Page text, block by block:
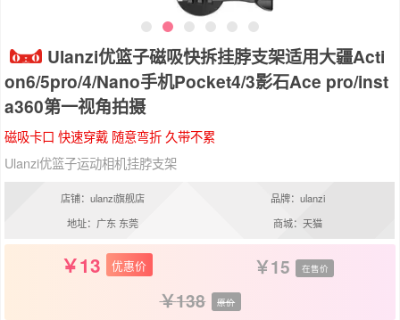
Ulanzi优篮子磁吸快拆挂脖支架适用大疆Acti
on6/5pro/4/Nano手机Pocket4/3影石Ace pro/inst
a360第一视角拍摄
磁吸卡口 快速穿戴 随意弯折 久带不累
Ulanzi优篮子运动相机挂脖支架
店铺：ulanzi旗舰店
品牌：ulanzi
地址：广东 东莞
商城：天猫
13 优惠价 15 在售价
138 原价